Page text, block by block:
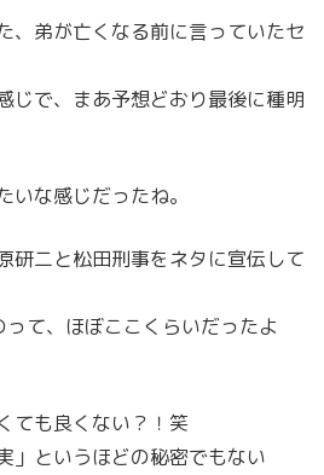
、弟が亡くなる前に言っていたセ
じで、まあ予想どおり最後に種明
な感じだったね。
研二と松田刑事をネタに宣伝して
て、ほぼここくらいだったよ
ても良くない？！笑
」というほどの秘密でもない